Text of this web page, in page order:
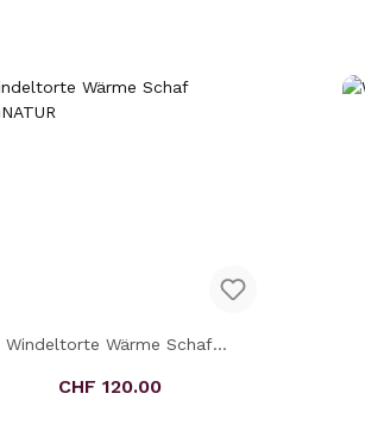
Windeltorte Wärme Schaf
Regulärer Preis:
CHF 120.00